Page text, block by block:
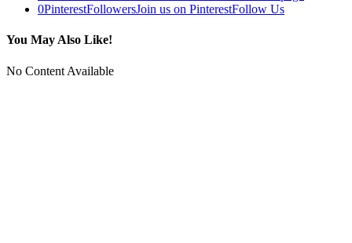
0PinterestFollowersJoin us on PinterestFollow Us
You May Also Like!
No Content Available